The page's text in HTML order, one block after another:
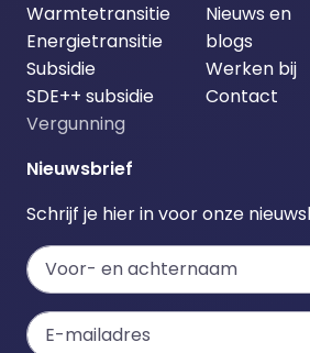
Warmtetransitie
Energietransitie
Subsidie
SDE++ subsidie
Vergunning
Nieuws en
blogs
Werken bij
Contact
Nieuwsbrief
Schrijf je hier in voor onze